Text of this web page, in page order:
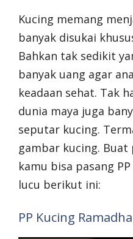
Kucing memang
banyak disukai
Bahkan tak sedikit
banyak uang agar
keadaan sehat. Tak
dunia maya juga
seputar kucing.
gambar kucing.
kamu bisa pasang
lucu berikut ini:
PP Kucing